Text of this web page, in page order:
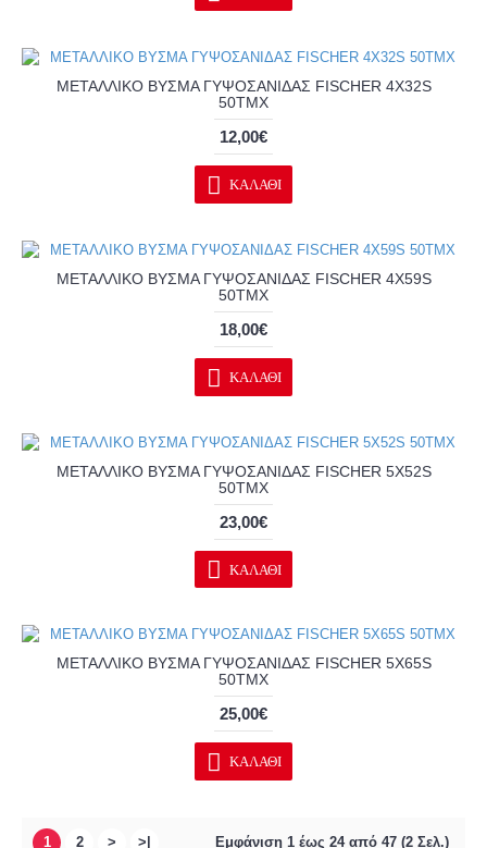
ΜΕΤΑΛΛΙΚΟ ΒΥΣΜΑ ΓΥΨΟΣΑΝΙΔΑΣ FISCHER 4Χ32S
50ΤΜΧ
12,00€
ΚΑΛΆΘΙ
ΜΕΤΑΛΛΙΚΟ ΒΥΣΜΑ ΓΥΨΟΣΑΝΙΔΑΣ FISCHER 4Χ59S
50ΤΜΧ
18,00€
ΚΑΛΆΘΙ
ΜΕΤΑΛΛΙΚΟ ΒΥΣΜΑ ΓΥΨΟΣΑΝΙΔΑΣ FISCHER 5Χ52S
50ΤΜΧ
23,00€
ΚΑΛΆΘΙ
ΜΕΤΑΛΛΙΚΟ ΒΥΣΜΑ ΓΥΨΟΣΑΝΙΔΑΣ FISCHER 5Χ65S
50ΤΜΧ
25,00€
ΚΑΛΆΘΙ
1 2 > >| Εμφάνιση 1 έως 24 από 47 (2 Σελ.)